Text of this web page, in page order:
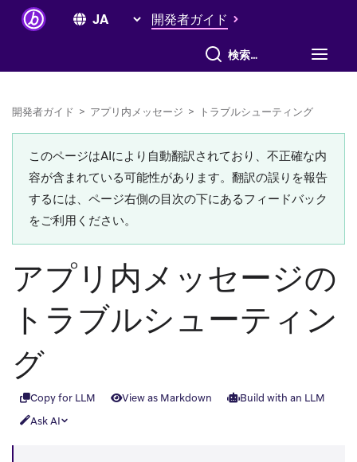
開発者ガイド
すべて検索
開発者ガイド > アプリ内メッセージ > トラブルシューティング
このページはAIにより自動翻訳されており、不正確な内
容が含まれている可能性があります。翻訳の誤りを報告
するには、ページ右側の目次の下にあるフィードバック
をご利用ください。
アプリ内メッセージの
トラブルシューティン
グ
Copy for LLM View as Markdown
Build with an LLM
Ask AI